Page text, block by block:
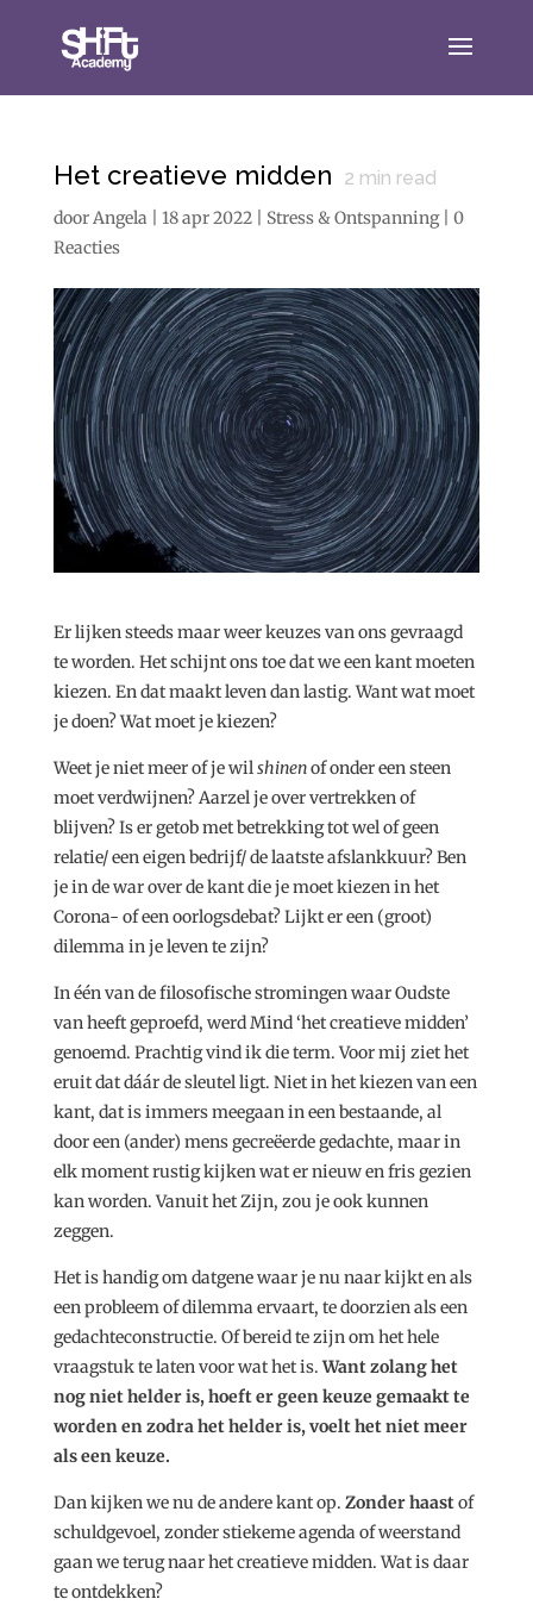
Het creatieve midden 2 min read
doorAngela 18 apr 2022| Stress & Ontspanning| 0
Reacties
Er lijken steeds maar weer keuzes van ons gevraagd
te worden. Het schijnt ons toe dat we een kant moeten
kiezen. En dat maakt leven dan lastig. Want wat moet
je doen? Wat moet je kiezen?
Weet je niet meer of je wilshinenof onder een steen
moet verdwijnen? Aarzel je over vertrekken of
blijven? Is er getob met betrekking tot wel of geen
relatie/ een eigen bedrijf/ de laatste afslankkuur? Ben
je in de war over de kant die je moet kiezen in het
Corona- of een oorlogsdebat? Lijkt er een (groot)
dilemma in je leven te zijn?
In één van de filosofische stromingen waar Oudste
van heeft geproefd, werd Mind ‘het creatieve midden’
genoemd. Prachtig vind ik die term. Voor mij ziet het
eruit dat dáár de sleutel ligt. Niet in het kiezen van een
kant, dat is immers meegaan in een bestaande, al
door een (ander) mens gecreëerde gedachte, maar in
elk moment rustig kijken wat er nieuw en fris gezien
kan worden. Vanuit het Zijn, zou je ook kunnen
zeggen.
Het is handig om datgene waar je nu naar kijkt en als
een probleem of dilemma ervaart, te doorzien als een
gedachteconstructie. Of bereid te zijn om het hele
vraagstuk te laten voor wat het is.Want zolang het
nog niet helder is, hoeft er geen keuze gemaakt te
worden en zodra het helder is, voelt het niet meer
als een keuze.
Dan kijken we nu de andere kant op. Zonder haastof
schuldgevoel, zonder stiekeme agenda of weerstand
gaan we terug naar het creatieve midden. Wat is daar
te ontdekken?